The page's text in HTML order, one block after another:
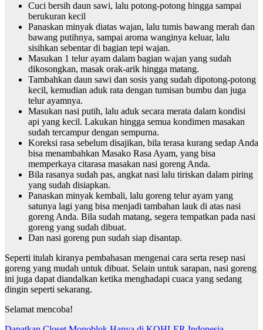
Cuci bersih daun sawi, lalu potong-potong hingga sampai
berukuran kecil
Panaskan minyak diatas wajan, lalu tumis bawang merah dan
bawang putihnya, sampai aroma wanginya keluar, lalu
sisihkan sebentar di bagian tepi wajan.
Masukan 1 telur ayam dalam bagian wajan yang sudah
dikosongkan, masak orak-arik hingga matang.
Tambahkan daun sawi dan sosis yang sudah dipotong-potong
kecil, kemudian aduk rata dengan tumisan bumbu dan juga
telur ayamnya.
Masukan nasi putih, lalu aduk secara merata dalam kondisi
api yang kecil. Lakukan hingga semua kondimen masakan
sudah tercampur dengan sempurna.
Koreksi rasa sebelum disajikan, bila terasa kurang sedap Anda
bisa menambahkan Masako Rasa Ayam, yang bisa
memperkaya citarasa masakan nasi goreng Anda.
Bila rasanya sudah pas, angkat nasi lalu tiriskan dalam piring
yang sudah disiapkan.
Panaskan minyak kembali, lalu goreng telur ayam yang
satunya lagi yang bisa menjadi tambahan lauk di atas nasi
goreng Anda. Bila sudah matang, segera tempatkan pada nasi
goreng yang sudah dibuat.
Dan nasi goreng pun sudah siap disantap.
Seperti itulah kiranya pembahasan mengenai cara serta resep nasi
goreng yang mudah untuk dibuat. Selain untuk sarapan, nasi goreng
ini juga dapat diandalkan ketika menghadapi cuaca yang sedang
dingin seperti sekarang.
Selamat mencoba!